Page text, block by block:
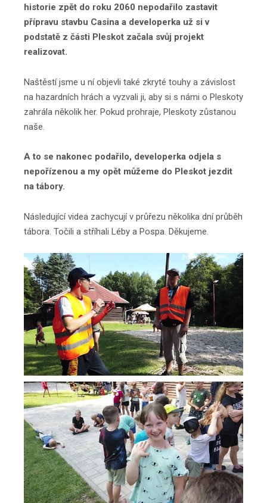
historie zpět do roku 2060 nepodařilo zastavit
přípravu stavbu Casina a developerka už si v
podstatě z části Pleskot začala svůj projekt
realizovat.
Naštěstí jsme u ní objevli také zkryté touhy a závislost
na hazardních hrách a vyzvali ji, aby si s námi o Pleskoty
zahrála několik her. Pokud prohraje, Pleskoty zůstanou
naše.
A to se nakonec podařilo, developerka odjela s
nepořízenou a my opět můžeme do Pleskot jezdit
na tábory.
Následující videa zachycují v průřezu několika dní průběh
tábora. Točili a stříhali Léby a Pospa. Děkujeme.